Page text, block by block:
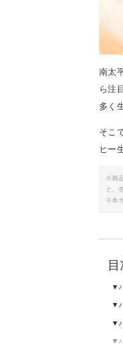
南太
ら注
多く
そこ
ヒー
※商
と、
※本
目